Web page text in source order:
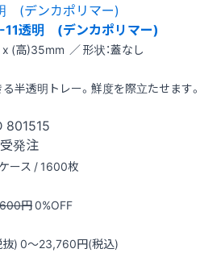
透明 (デンカポリマー)
(高)35mm ／ 形状：蓋なし
半透明トレー。鮮度を際立たせます
801515
受発注
ケース / 1600枚
円0%OFF
)0〜23,760円(税込)